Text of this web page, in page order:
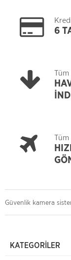
6
Güvenlik kamera
KATEGORILER